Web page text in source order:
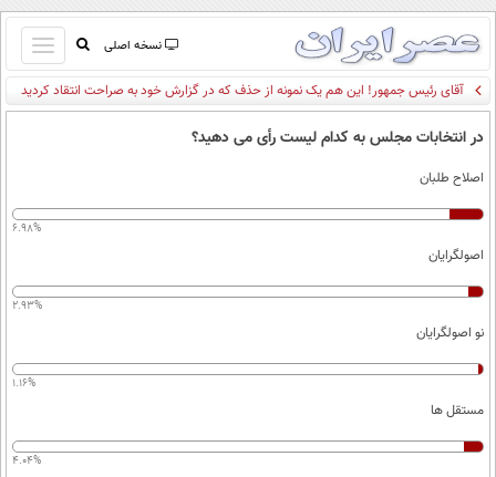
نسخه اصلی
باز
و
بسته
صفحه اول
تماس با ما
نظرسنجی
پیوند ها
آقای رئیس جمهور! این هم یک نمونه از حذف که در گزارش خود به صراحت انتقاد کردید
در انتخابات مجلس به کدام لیست رأی می دهید؟
اصلاح طلبان
6.98%
اصولگرایان
2.93%
نو اصولگرایان
1.16%
مستقل ها
4.04%